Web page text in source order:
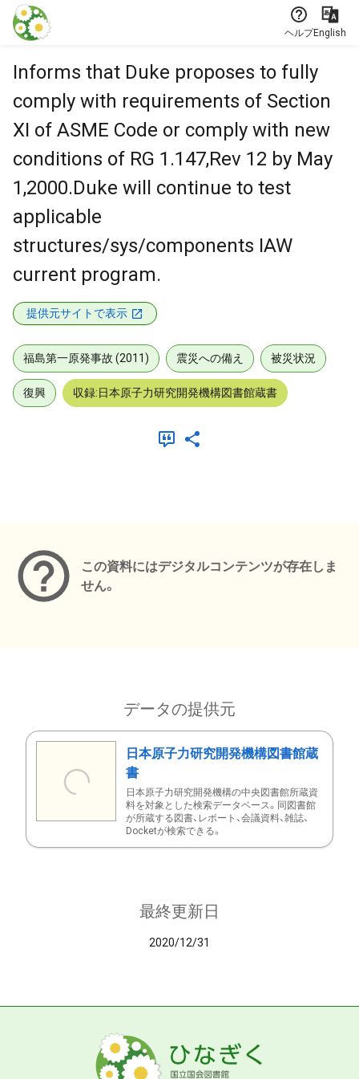
本文に飛ぶ
ヘルプEnglish
Informs that Duke proposes to fully
comply with requirements of Section
XI of ASME Code or comply with new
conditions of RG 1.147,Rev 12 by May
1,2000.Duke will continue to test
applicable
structures/sys/components IAW
current program.
提供元サイトで表示
福島第一原発事故 (2011) 震災への備え 被災状況
復興 収録:日本原子力研究開発機構図書館蔵書
この資料にはデジタルコンテンツが存在しま
せん。
データの提供元
日本原子力研究開発機構図書館蔵
書
日本原子力研究開発機構の中央図書館所蔵資
料を対象とした検索データベース。同図書館
が所蔵する図書、レポート、会議資料、雑誌、
Docketが検索できる。
最終更新日
2020/12/31